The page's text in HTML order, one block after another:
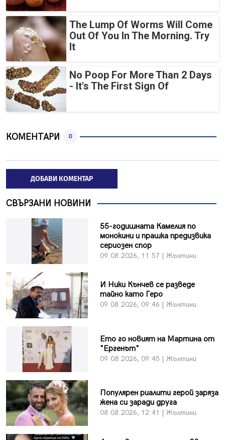
The Lump Of Worms Will Come
Out Of You In The Morning. Try
It
No Poop For More Than 2 Days
- It's The First Sign Of
КОМЕНТАРИ 0
ДОБАВИ КОМЕНТАР
СВЪРЗАНИ НОВИНИ
55-годишната Камелия по
монокини и прашка предизвика
сериозен спор
09.08.2026, 11:57 | Жълтини
И Ники Кънчев се разведе
тайно като Геро
09.08.2026, 09:46 | Жълтини
Ето го новият на Мартина от
"Ергенът"
09.08.2026, 09:45 | Жълтини
Популярен риалити герой заряза
жена си заради друга
08.08.2026, 12:41 | Жълтини